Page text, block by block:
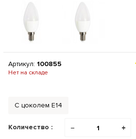
Артикул: 100855
Нет на складе
С цоколем Е14
Количество : − +